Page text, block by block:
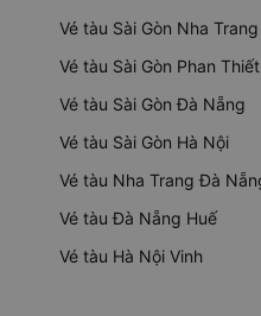
Vé tàu Sài Gòn Nha Trang
Vé tàu Sài Gòn Phan Thiết
Vé tàu Sài Gòn Đà Nẵng
Vé tàu Sài Gòn Hà Nội
Vé tàu Nha Trang Đà
Vé tàu Đà Nẵng Huế
Vé tàu Hà Nội Vinh